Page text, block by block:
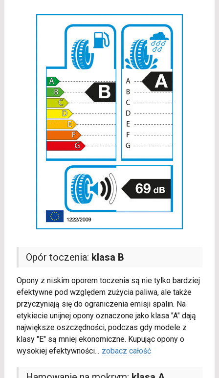
Opór toczenia: klasa B
Opony z niskim oporem toczenia są nie tylko bardziej
efektywne pod względem zużycia paliwa, ale także
przyczyniają się do ograniczenia emisji spalin. Na
etykiecie unijnej opony oznaczone jako klasa "A" dają
największe oszczędności, podczas gdy modele z
klasy "E" są mniej ekonomiczne. Kupując opony o
wysokiej efektywności... zobacz całość